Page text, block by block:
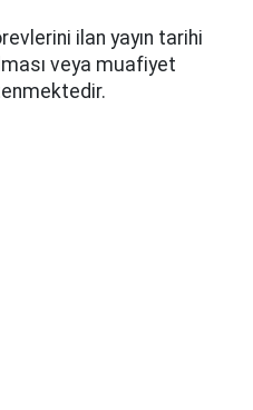
ilan yayın tarihi
veya muafiyet